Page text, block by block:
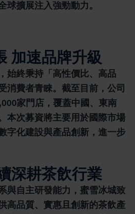
球擴展注入強勁動力。
加速品牌升級
始終秉持「高性價比、高品
消費者青睞。截至目前，公司
家門店 ，覆蓋中國、東南
本次募資將主要用於國際市場
字化建設與產品創新 ，進一步
深耕茶飲行業
與自主研發能力，蜜雪冰城致
高品質、實惠且創新的茶飲產